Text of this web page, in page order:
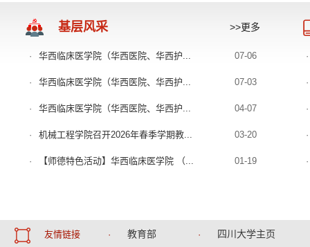
基层风采 >>更多
· 华西临床医学院（华西医院、华西护... 07-06
· 华西临床医学院（华西医院、华西护... 07-03
· 华西临床医学院（华西医院、华西护... 04-07
· 机械工程学院召开2026年春季学期教... 03-20
· 【师德特色活动】华西临床医学院 （... 01-19
·
·
·
·
·
友情链接 · 教育部 · 四川大学主页